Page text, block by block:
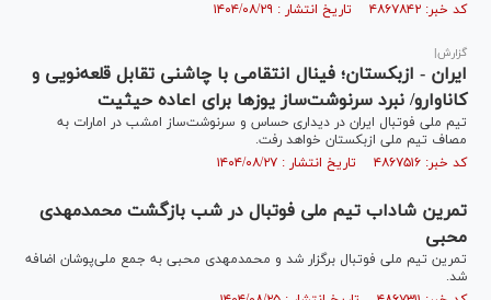
کد خبر: ۴۸۶۷۸۴۲ تاریخ انتشار : ۱۴۰۴/۰۸/۲۹
گزارش|
ایران - ازبکستان؛ فینال انتقامی با چاشنی تقابل قلعه‌نویی و
کاناوارو/ نبرد سرنوشت‌ساز یوزها برای اعاده حیثیت
تیم ملی فوتبال ایران در دیداری حساس و سرنوشت‌ساز امشب در امارات به
مصاف تیم ملی ازبکستان خواهد رفت.
کد خبر: ۴۸۶۷۵۱۶ تاریخ انتشار : ۱۴۰۴/۰۸/۲۷
تمرین شاداب تیم ملی فوتبال در شب بازگشت محمدمهدی
محبی
تمرین تیم ملی فوتبال برگزار شد و محمدمهدی محبی به جمع ملی‌پوشان اضافه
شد.